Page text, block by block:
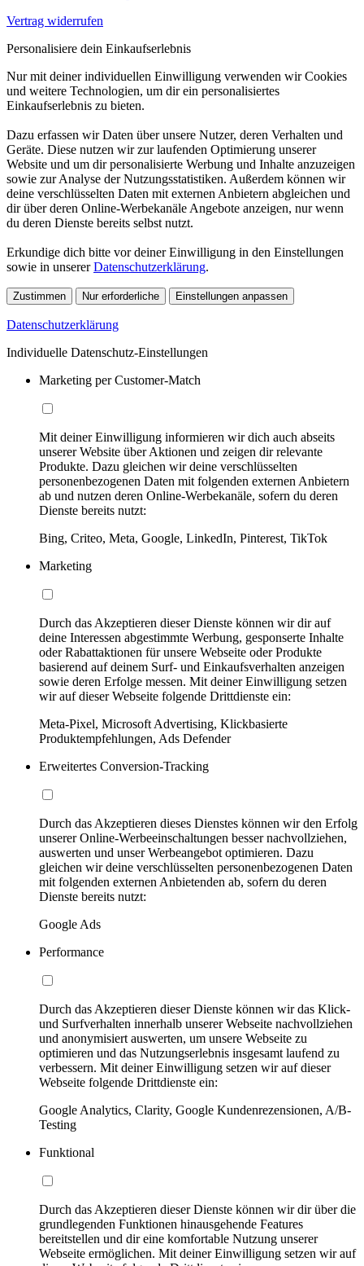
Vertrag widerrufen
Personalisiere dein Einkaufserlebnis
Nur mit deiner individuellen Einwilligung verwenden wir Cookies
und weitere Technologien, um dir ein personalisiertes
Einkaufserlebnis zu bieten.
Dazu erfassen wir Daten über unsere Nutzer, deren Verhalten und
Geräte. Diese nutzen wir zur laufenden Optimierung unserer
Website und um dir personalisierte Werbung und Inhalte anzuzeigen
sowie zur Analyse der Nutzungsstatistiken. Außerdem können wir
deine verschlüsselten Daten mit externen Anbietern abgleichen und
dir über deren Online-Werbekanäle Angebote anzeigen, nur wenn
du deren Dienste bereits selbst nutzt.
Erkundige dich bitte vor deiner Einwilligung in den Einstellungen
sowie in unsererDatenschutzerklärung.
Zustimmen Nur erforderliche Einstellungen anpassen
Datenschutzerklärung
Individuelle Datenschutz-Einstellungen
Marketing per Customer-Match
Mit deiner Einwilligung informieren wir dich auch abseits
unserer Website über Aktionen und zeigen dir relevante
Produkte. Dazu gleichen wir deine verschlüsselten
personenbezogenen Daten mit folgenden externen Anbietern
ab und nutzen deren Online-Werbekanäle, sofern du deren
Dienste bereits nutzt:
Bing, Criteo, Meta, Google, LinkedIn, Pinterest, TikTok
Marketing
Durch das Akzeptieren dieser Dienste können wir dir auf
deine Interessen abgestimmte Werbung, gesponserte Inhalte
oder Rabattaktionen für unsere Webseite oder Produkte
basierend auf deinem Surf- und Einkaufsverhalten anzeigen
sowie deren Erfolge messen. Mit deiner Einwilligung setzen
wir auf dieser Webseite folgende Drittdienste ein:
Meta-Pixel, Microsoft Advertising, Klickbasierte
Produktempfehlungen, Ads Defender
Erweitertes Conversion-Tracking
Durch das Akzeptieren dieses Dienstes können wir den Erfolg
unserer Online-Werbeeinschaltungen besser nachvollziehen,
auswerten und unser Werbeangebot optimieren. Dazu
gleichen wir deine verschlüsselten personenbezogenen Daten
mit folgenden externen Anbietenden ab, sofern du deren
Dienste bereits nutzt:
Google Ads
Performance
Durch das Akzeptieren dieser Dienste können wir das Klick-
und Surfverhalten innerhalb unserer Webseite nachvollziehen
und anonymisiert auswerten, um unsere Webseite zu
optimieren und das Nutzungserlebnis insgesamt laufend zu
verbessern. Mit deiner Einwilligung setzen wir auf dieser
Webseite folgende Drittdienste ein:
Google Analytics, Clarity, Google Kundenrezensionen, A/B-
Testing
Funktional
Durch das Akzeptieren dieser Dienste können wir dir über die
grundlegenden Funktionen hinausgehende Features
bereitstellen und dir eine komfortable Nutzung unserer
Webseite ermöglichen. Mit deiner Einwilligung setzen wir auf